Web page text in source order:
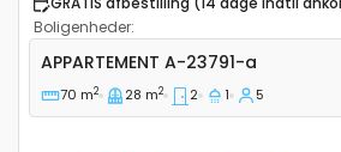
Boligenheder:
Toværelses lejlighed Sibenik A-
APPARTEMENT A-23791-a
70 m2 28 m2 2 1 5